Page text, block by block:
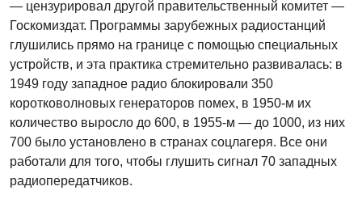
— цензурировал другой правительственный комитет —
Госкомиздат. Программы зарубежных радиостанций
глушились прямо на границе с помощью специальных
устройств, и эта практика стремительно развивалась: в
1949 году западное радио блокировали 350
коротковолновых генераторов помех, в 1950-м их
количество выросло до 600, в 1955-м — до 1000, из них
700 было установлено в странах соцлагеря. Все они
работали для того, чтобы глушить сигнал 70 западных
радиопередатчиков.